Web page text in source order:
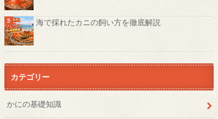
海で採れたカニの飼い方を徹底解説
カテゴリー
かにの基礎知識